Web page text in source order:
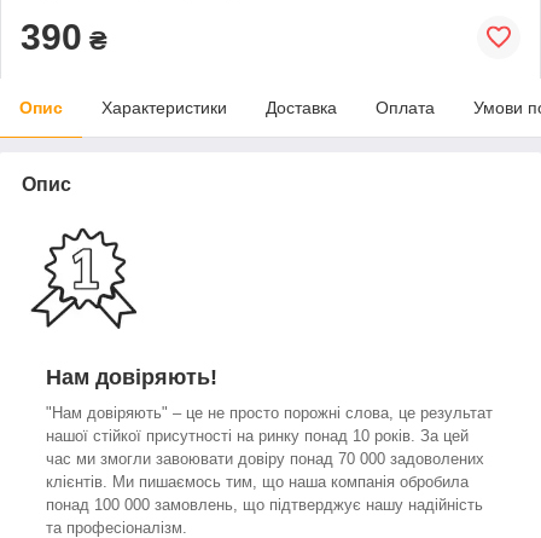
390 ₴
Опис Характеристики Доставка Оплата Умови
Опис
Нам довіряють!
"Нам довіряють" – це не просто порожні слова, це результат
нашої стійкої присутності на ринку понад 10 років. За цей
час ми змогли завоювати довіру понад 70 000 задоволених
клієнтів. Ми пишаємось тим, що наша компанія обробила
понад 100 000 замовлень, що підтверджує нашу надійність
та професіоналізм.